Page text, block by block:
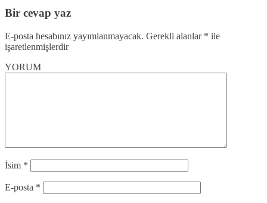
Bir cevap yaz
E-posta hesabınız yayımlanmayacak. Gerekli alanlar * ile
işaretlenmişlerdir
YORUM
İsim *
E-posta *